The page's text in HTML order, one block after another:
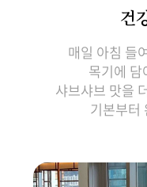
건
매일 아침 들
목기에 담
샤브샤브 맛을
기본부터